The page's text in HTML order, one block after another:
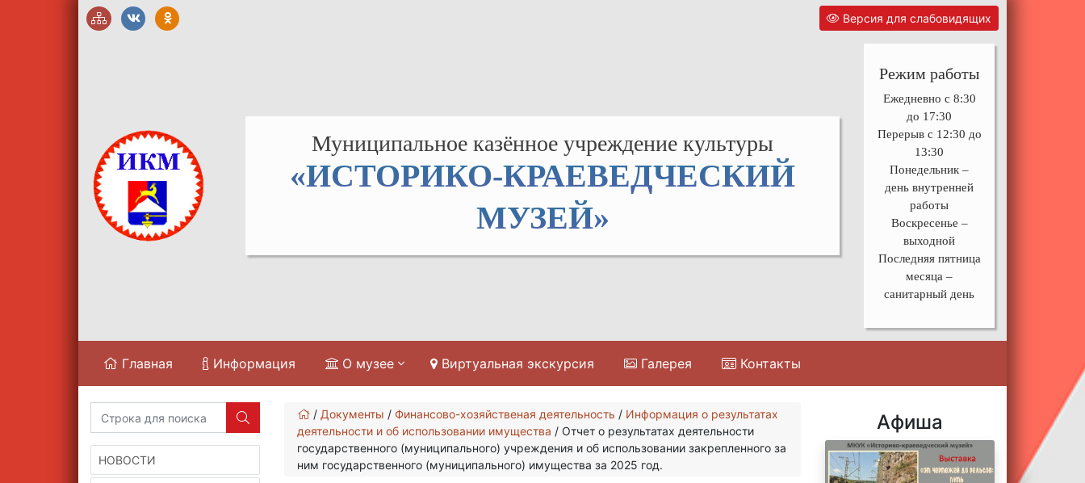
Версия для слабовидящих
Муниципальное казённое учреждение культуры
«ИСТОРИКО-КРАЕВЕДЧЕСКИЙ
МУЗЕЙ»
Режим работы
Ежедневно с 8:30
до 17:30
Перерыв с 12:30 до
13:30
Понедельник –
день внутренней
работы
Воскресенье –
выходной
Последняя пятница
месяца –
санитарный день
Главная Информация О музее Виртуальная экскурсия Галерея Контакты
НОВОСТИ
/ Документы / Финансово-хозяйственая деятельность / Информация о результатах
деятельности и об использовании имущества / Отчет о результатах деятельности
государственного (муниципального) учреждения и об использовании закрепленного за
ним государственного (муниципального) имущества за 2025 год.
Афиша